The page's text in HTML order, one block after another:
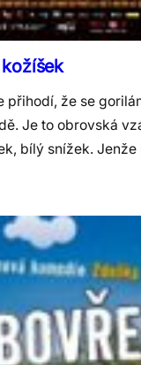
přihodí, že se
Je to obrovská
bílý snížek.